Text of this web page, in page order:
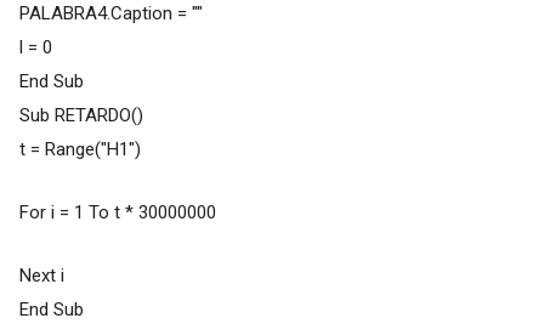
PALABRA4.Caption = ""
l = 0
End Sub
Sub RETARDO()
t = Range("H1")
For i = 1 To t * 30000000
Next i
End Sub